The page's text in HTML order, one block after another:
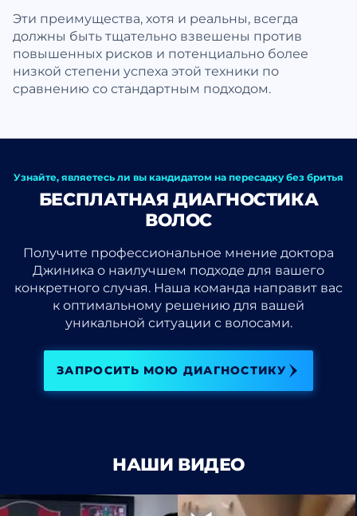
Эти преимущества, хотя и реальны, всегда
должны быть тщательно взвешены против
повышенных рисков и потенциально более
низкой степени успеха этой техники по
сравнению со стандартным подходом.
Узнайте, являетесь ли вы кандидатом на пересадку без бритья
БЕСПЛАТНАЯ ДИАГНОСТИКА
ВОЛОС
Получите профессиональное мнение доктора
Джиника о наилучшем подходе для вашего
конкретного случая. Наша команда направит вас
к оптимальному решению для вашей
уникальной ситуации с волосами.
ЗАПРОСИТЬ МОЮ ДИАГНОСТИКУ
НАШИ ВИДЕО